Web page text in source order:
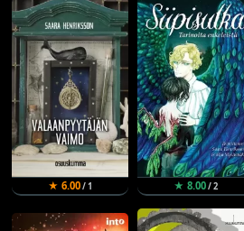
★ 6.00/ 1 ★ 8.00/ 2